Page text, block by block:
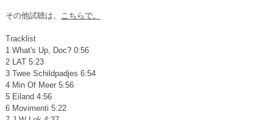
その他試聴は、 こちらで。
Tracklist
1 What's Up, Doc? 0:56
2 LAT 5:23
3 Twee Schildpadjes 6:54
4 Min Of Meer 5:56
5 Eiland 4:56
6 Movimenti 5:22